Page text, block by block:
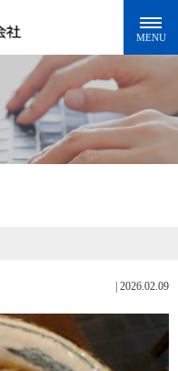
2026.02.09